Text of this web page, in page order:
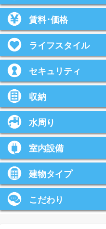
賃料･価格
ライフスタイル
セキュリティ
収納
水周り
室内設備
建物タイプ
こだわり